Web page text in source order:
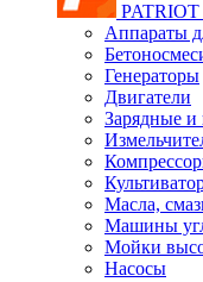
PATRIOT
Аппараты
Генераторы
Двигатели
Зарядные и
Масла,
Машины
Мойки
Насосы